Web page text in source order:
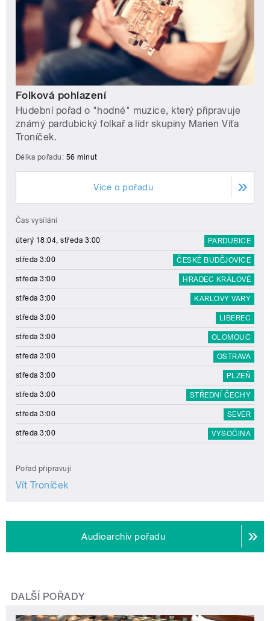
Folková pohlazení
Hudební pořad o "hodné" muzice, který připravuje
známý pardubický folkař a lídr skupiny Marien Víťa
Troníček.
Délka pořadu: 56 minut
Více o pořadu
Čas vysílání
úterý 18:04, středa 3:00 PARDUBICE
středa 3:00 ČESKÉ BUDĚJOVICE
středa 3:00 HRADEC KRÁLOVÉ
středa 3:00 KARLOVY VARY
středa 3:00 LIBEREC
středa 3:00 OLOMOUC
středa 3:00 OSTRAVA
středa 3:00 PLZEŇ
středa 3:00 STŘEDNÍ ČECHY
středa 3:00 SEVER
středa 3:00 VYSOČINA
Pořad připravují
Vít Troníček
Audioarchiv pořadu
DALŠÍ POŘADY